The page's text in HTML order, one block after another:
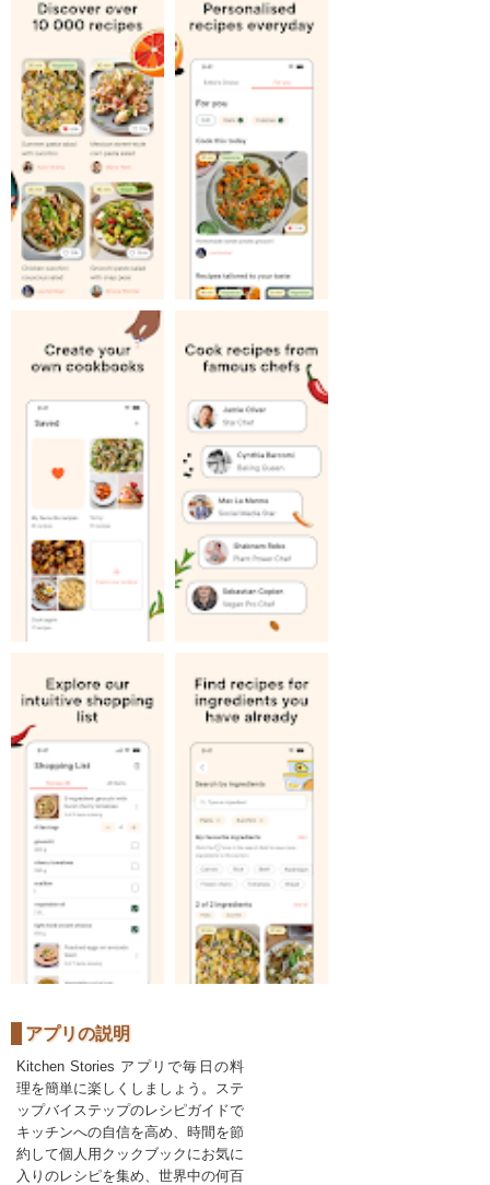
アプリの説明
Kitchen Stories アプリで毎日の料
理を簡単に楽しくしましょう。ステ
ップバイステップのレシピガイドで
キッチンへの自信を高め、時間を節
約して個人用クックブックにお気に
入りのレシピを集め、世界中の何百